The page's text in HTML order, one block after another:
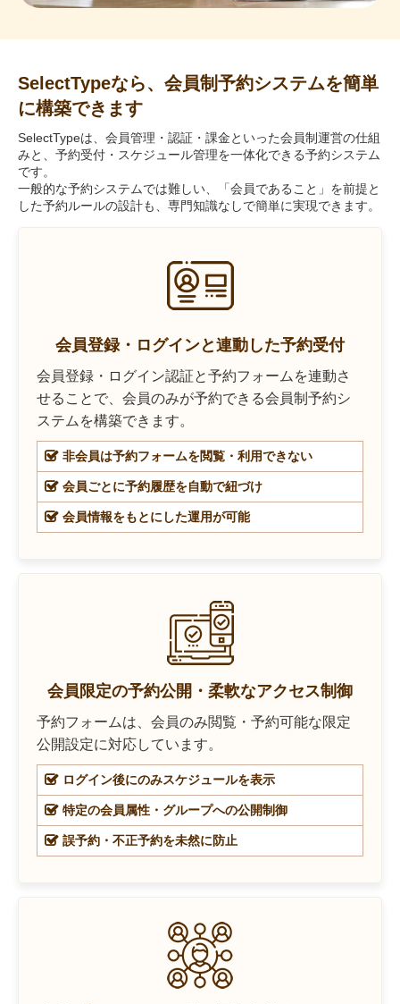
SelectTypeなら、会員制予約システムを簡単
に構築できます
SelectTypeは、会員管理・認証・課金といった会員制運営の仕組
みと、予約受付・スケジュール管理を一体化できる予約システム
です。
一般的な予約システムでは難しい、「会員であること」を前提と
した予約ルールの設計も、専門知識なしで簡単に実現できます。
会員登録・ログインと連動した予約受付
会員登録・ログイン認証と予約フォームを連動さ
せることで、会員のみが予約できる会員制予約シ
ステムを構築できます。
非会員は予約フォームを閲覧・利用できない
会員ごとに予約履歴を自動で紐づけ
会員情報をもとにした運用が可能
会員限定の予約公開・柔軟なアクセス制御
予約フォームは、会員のみ閲覧・予約可能な限定
公開設定に対応しています。
ログイン後にのみスケジュールを表示
特定の会員属性・グループへの公開制御
誤予約・不正予約を未然に防止